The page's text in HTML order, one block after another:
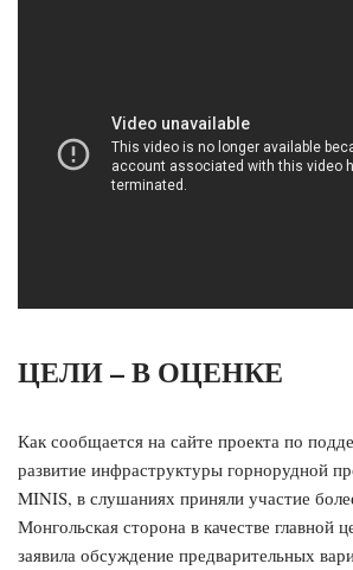
ЦЕЛИ – В ОЦЕНКЕ
Как сообщается на сайте проекта по
развитие инфраструктуры горнорудной
MINIS, в слушаниях приняли участие
Монгольская сторона в качестве главной
заявила обсуждение предварительных